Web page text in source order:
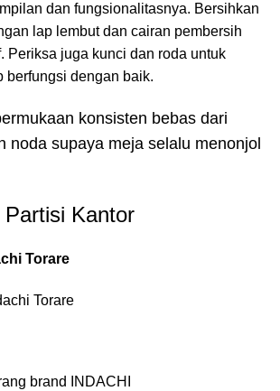
dan fungsionalitasnya. Bersihkan
lap lembut dan cairan pembersih
Periksa juga kunci dan roda untuk
berfungsi dengan baik.
konsisten bebas dari
noda supaya meja selalu menonjol
Kantor
Torare
brand INDACHI